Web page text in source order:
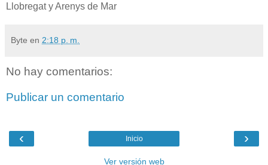
Llobregat y Arenys de Mar
Byte en 2:18 p. m.
No hay comentarios:
Publicar un comentario
‹ ›
Inicio
Ver versión web